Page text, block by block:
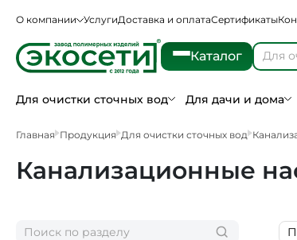
О компании УслугиДоставка и оплатаСертификаты
Каталог
Для очистки сточных вод Для дачи и дома
Главная Продукция Для очистки сточных вод
Канализационные